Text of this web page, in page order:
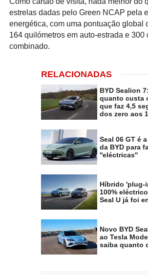
estrelas dadas pelo Green NCAP pela
energética, com uma pontuação global
164 quilómetros em auto-estrada e 300
combinado.
RELACIONADAS
BYD Sealion
quanto custa
que faz 4,5
dos zero aos
Seal 06 GT é
da BYD para
''eléctricas''
Híbrido 'plug-
100%
Seal U já foi
Novo BYD
ao Tesla
saiba quanto